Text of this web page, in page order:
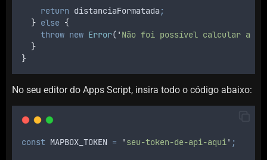
return distanciaFormatada;
} else {
throw new Error( ' Não foi possível calcular a
}
}
No seu editor do Apps Script, insira todo o código abaixo:
const MAPBOX_TOKEN = ' seu-token-de-api-aqui' ;